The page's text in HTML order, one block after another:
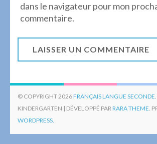
dans le navigateur pour mon
commentaire.
© COPYRIGHT 2026FRANÇAIS LANGUE SECONDE
KINDERGARTEN | DÉVELOPPÉ PARRARA THEME.
WORDPRESS.